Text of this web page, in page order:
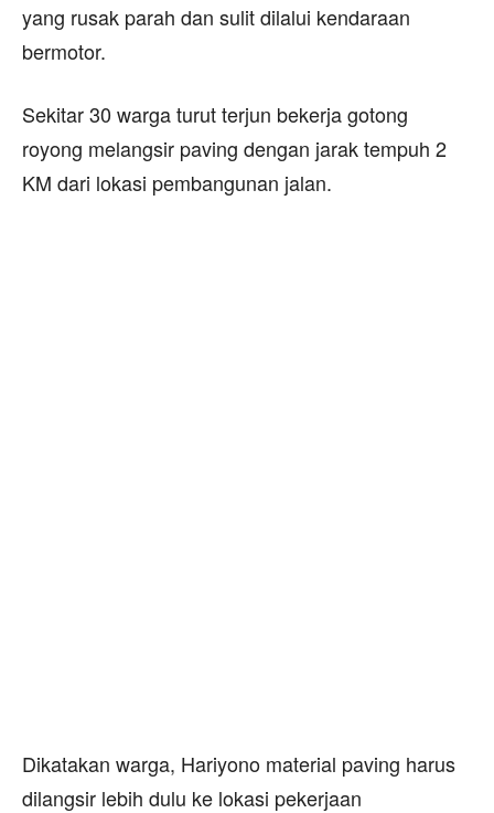
yang rusak parah dan sulit dilalui kendaraan
bermotor.
Sekitar 30 warga turut terjun bekerja gotong
royong melangsir paving dengan jarak tempuh 2
KM dari lokasi pembangunan jalan.
Dikatakan warga, Hariyono material paving harus
dilangsir lebih dulu ke lokasi pekerjaan